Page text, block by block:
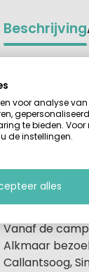
Beschrijving
De
landelijke
deze
Op de
om te
netjes
Vanaf de
Alkmaar
Callantsoog,
voor analyse
te bieden.
de instellingen.
alles